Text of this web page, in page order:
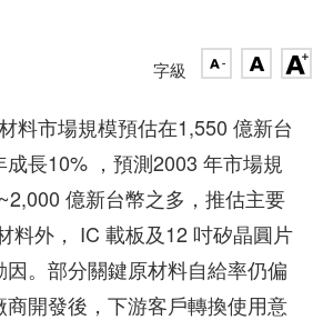
字級
料市場規模預估在1,550 億新台
長10% ，預測2003 年市場規
億新台幣之多，推估主要
料外， IC 載板及12 吋矽晶圓片
因。部分關鍵原材料自給率仍偏
開發後，下游客戶轉換使用意